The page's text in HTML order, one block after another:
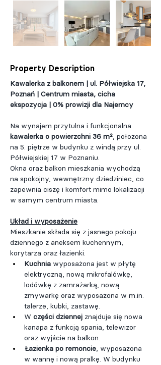
Property Description
Kawalerka z balkonem | ul. Półwiejska 17,
Poznań | Centrum miasta, cicha
ekspozycja | 0% prowizji dla Najemcy
Na wynajem przytulna i funkcjonalna
kawalerka o powierzchni 36 m², położona
na 5. piętrze w budynku z windą przy ul.
Półwiejskiej 17 w Poznaniu.
Okna oraz balkon mieszkania wychodzą
na spokojny, wewnętrzny dziedziniec, co
zapewnia ciszę i komfort mimo lokalizacji
w samym centrum miasta.
Układ i wyposażenie
Mieszkanie składa się z jasnego pokoju
dziennego z aneksem kuchennym,
korytarza oraz łazienki.
Kuchnia wyposażona jest w płytę
elektryczną, nową mikrofalówkę,
lodówkę z zamrażarką, nową
zmywarkę oraz wyposażona w m.in.
talerze, kubki, zastawę.
W części dziennej znajduje się nowa
kanapa z funkcją spania, telewizor
oraz wyjście na balkon.
Łazienka po remoncie, wyposażona
w wannę i nową pralkę. W budynku